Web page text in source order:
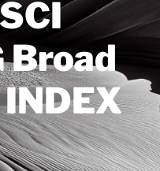
Broad